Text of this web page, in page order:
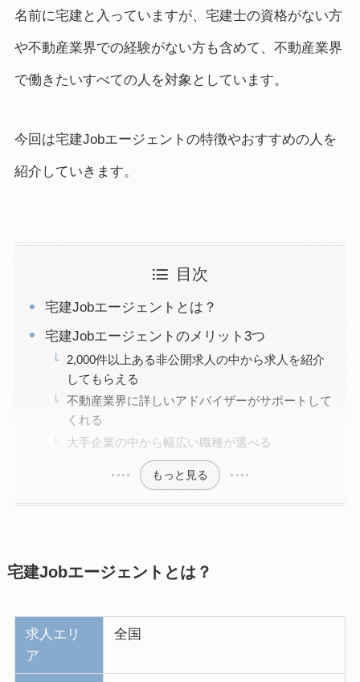
名前に宅建と入っていますが、宅建士の資格がない方
や不動産業界での経験がない方も含めて、不動産業界
で働きたいすべての人を対象としています。
今回は宅建Jobエージェントの特徴やおすすめの人を
紹介していきます。
目次
宅建Jobエージェントとは？
宅建Jobエージェントのメリット3つ
2,000件以上ある非公開求人の中から求人を紹介
してもらえる
不動産業界に詳しいアドバイザーがサポートして
くれる
大手企業の中から幅広い職種が選べる
もっと見る
宅建Jobエージェントとは？
求人エリ
ア
全国